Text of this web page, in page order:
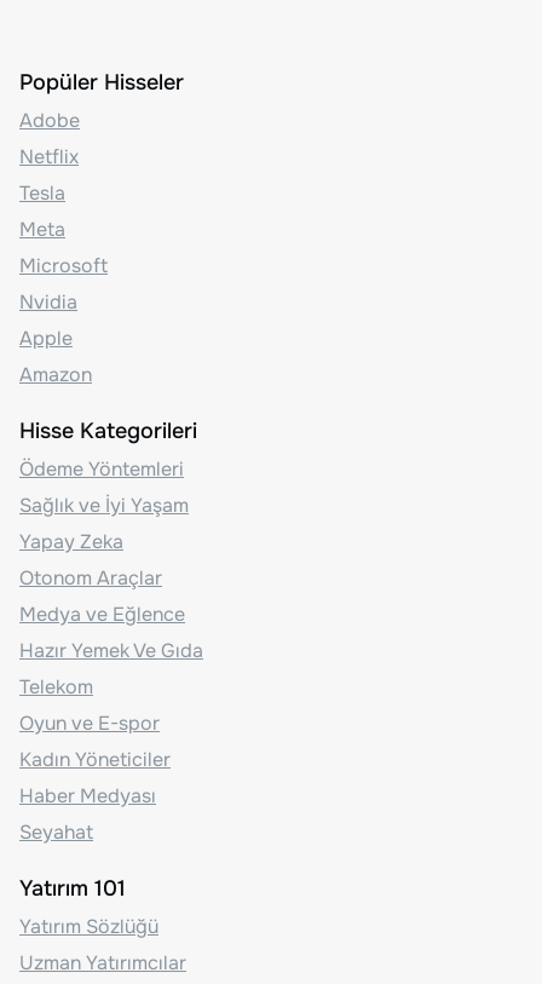
Popüler Hisseler
Adobe
Netflix
Tesla
Meta
Microsoft
Nvidia
Apple
Amazon
Hisse Kategorileri
Ödeme Yöntemleri
Sağlık ve İyi Yaşam
Yapay Zeka
Otonom Araçlar
Medya ve Eğlence
Hazır Yemek Ve Gıda
Telekom
Oyun ve E-spor
Kadın Yöneticiler
Haber Medyası
Seyahat
Yatırım 101
Yatırım Sözlüğü
Uzman Yatırımcılar